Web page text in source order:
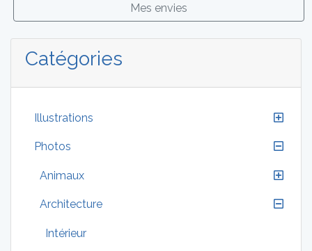
Mes envies
Catégories
Illustrations
Photos
Animaux
Architecture
Intérieur